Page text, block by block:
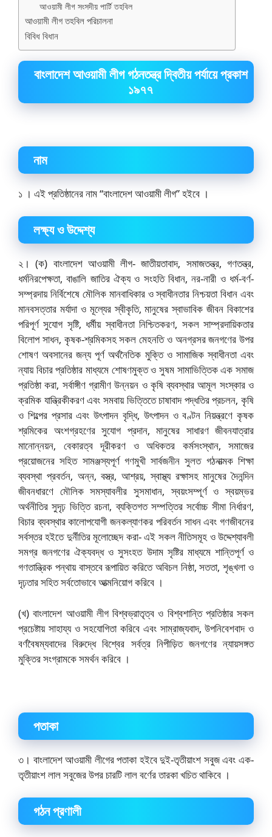
আওয়ামী লীগ সংসদীয় পার্টি তহবিল
আওয়ামী লীগ তহবিল পরিচালনা
বিবিধ বিধান
বাংলাদেশ আওয়ামী লীগ গঠনতন্ত্র দ্বিতীয় পর্যায়ে প্রকাশ
১৯৭৭
নাম
১ । এই প্রতিষ্ঠানের নাম “বাংলাদেশ আওয়ামী লীগ” হইবে ।
লক্ষ্য ও উদ্দেশ্য
২। (ক) বাংলাদেশ আওয়ামী লীগ- জাতীয়তাবাদ, সমাজতন্ত্র, গণতন্ত্র,
ধর্মনিরপেক্ষতা, বাঙালি জাতির ঐক্য ও সংহতি বিধান, নর-নারী ও ধর্ম-বর্ণ-
সম্প্রদায় নির্বিশেষে মৌলিক মানবাধিকার ও স্বাধীনতার নিশ্চয়তা বিধান এবং
মানবসত্তার মর্যাদা ও মূল্যের স্বীকৃতি, মানুষের স্বাভাবিক জীবন বিকাশের
পরিপূর্ণ সুযোগ সৃষ্টি, ধর্মীয় স্বাধীনতা নিশ্চিতকরণ, সকল সাম্প্রদায়িকতার
বিলোপ সাধন, কৃষক-শ্রমিকসহ সকল মেহনতি ও অনগ্রসর জনগণের উপর
শোষণ অবসানের জন্য পূর্ণ অর্থনৈতিক মুক্তি ও সামাজিক স্বাধীনতা এবং
ন্যায় বিচার প্রতিষ্ঠার মাধ্যমে শোষণমুক্ত ও সুষম সামাভিত্তিক এক সমাজ
প্রতিষ্ঠা করা, সর্বাঙ্গীণ গ্রামীণ উন্নয়ন ও কৃষি ব্যবস্থার আমূল সংস্কার ও
ক্রমিক যান্ত্রিকীকরণ এবং সমবায় ভিত্তিতে চাষাবাদ পদ্ধতির প্রচলন, কৃষি
ও শিল্পের প্রসার এবং উৎপাদন বৃদ্ধি, উৎপাদন ও বণ্টন নিয়ন্ত্রণে কৃষক
শ্রমিকের অংশগ্রহণের সুযোগ প্রদান, মানুষের সাধারণ জীবনযাত্রার
মানোন্নয়ন, বেকারত্ব দূরীকরণ ও অধিকতর কর্মসংস্থান, সমাজের
প্রয়োজনের সহিত সামঞ্জস্যপূর্ণ গণমুখী সার্বজনীন সুলত গঠনাত্মক শিক্ষা
ব্যবস্থা প্রবর্তন, অন্ন, বস্ত্র, আশ্রয়, স্বাস্থ্য রক্ষাসহ মানুষের দৈনন্দিন
জীবনধারণে মৌলিক সমস্যাবলীর সুসমাধান, স্বয়ংসম্পূর্ণ ও স্বয়ম্ভর
অর্থনীতির সুদৃঢ় ভিত্তি রচনা, ব্যক্তিগত সম্পত্তির সর্বোচ্চ সীমা নির্ধারণ,
বিচার ব্যবস্থার কালোপযোগী জনকল্যাণকর পরিবর্তন সাধন এবং গণজীবনের
সর্বস্তর হইতে দুর্নীতির মূলোচ্ছেদ করা- এই সকল নীতিসমূহ ও উদ্দেশ্যাবলী
সমগ্র জনগণের ঐক্যবদ্ধ ও সুসংহত উদাম সৃষ্টির মাধ্যমে শান্তিপূর্ণ ও
গণতান্ত্রিক পন্থায় বাস্তবে রূপায়িত করিতে অবিচল নিষ্ঠা, সততা, শৃঙ্খলা ও
দৃঢ়তার সহিত সর্বতোভাবে আত্মনিয়োগ করিবে ।
(খ) বাংলাদেশ আওয়ামী লীগ বিশ্বভ্রাতৃত্ব ও বিশ্বশান্তি প্রতিষ্ঠার সকল
প্রচেষ্টায় সাহায্য ও সহযোগিতা করিবে এবং সাম্রাজ্যবাদ, উপনিবেশবাদ ও
বর্ণবৈষম্যবাদের বিরুদ্ধে বিশ্বের সর্বত্র নিপীড়িত জনগণের ন্যায়সঙ্গত
মুক্তির সংগ্রামকে সমর্থন করিবে ।
পতাকা
৩। বাংলাদেশ আওয়ামী লীগের পতাকা হইবে দুই-তৃতীয়াংশ সবুজ এবং এক-
তৃতীয়াংশ লাল সবুজের উপর চারটি লাল বর্ণের তারকা খচিত থাকিবে ।
গঠন প্রণালী